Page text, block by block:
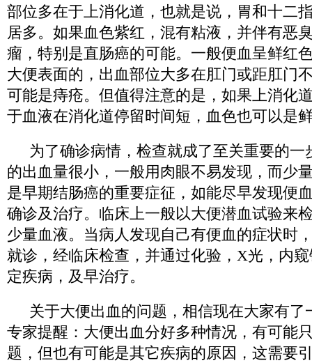
部位多在于上消化道，也就是说，胃和十二
居多。如果血色紫红，混有粘液，并伴有恶
瘤，特别是直肠癌的可能。一般便血呈鲜红
大便表面的，出血部位大多在肛门或距肛门
可能是痔疮。但值得注意的是，如果上消化
于血液在消化道停留时间短，血色也可以是
为了确诊病情，检查就成了至关重要的一
的出血量很小，一般用肉眼不易发现，而少
是早期结肠癌的重要症征，如能尽早发现便
确诊及治疗。临床上一般以大便潜血试验来
少量血液。当病人发现自己有便血的症状时
就诊，经临床检查，并通过化验，X光，内
定疾病，及早治疗。
关于大便出血的问题，相信现在大家有了
专家提醒：大便出血分好多种情况，有可能
题，但也有可能是其它疾病的原因，这需要